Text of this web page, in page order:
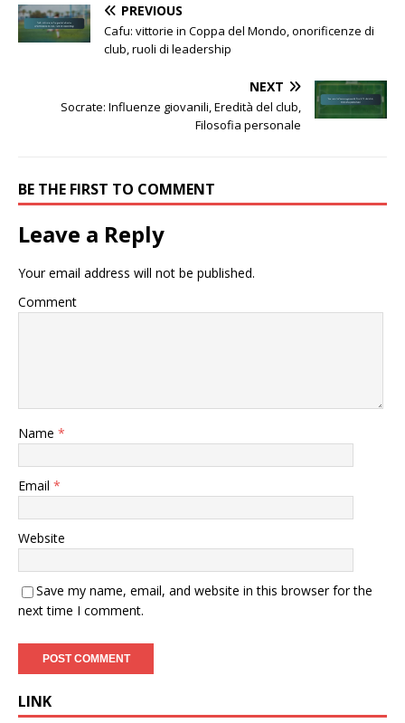
PREVIOUS
Cafu: vittorie in Coppa del Mondo, onorificenze di
club, ruoli di leadership
NEXT
Socrate: Influenze giovanili, Eredità del club,
Filosofia personale
BE THE FIRST TO COMMENT
Leave a Reply
Your email address will not be published.
Comment
Name *
Email *
Website
Save my name, email, and website in this browser for the
next time I comment.
LINK